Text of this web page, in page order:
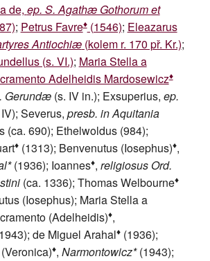
de, ep. S. Agathæ Gothorum et
; Petrus Favre♦(1546); Eleazarus
Antiochiæ(kolem r. 170 př. Kr.);
(s. VI.); Maria Stella a
Adelheidis Mardosewicz♦
Gerundæ(s. IV in.); Exsuperius, ep.
Severus, presb. in Aquitania
(ca. 690); Ethelwoldus (984);
♦(1313); Benvenutus (Iosephus)♦,
(1936); Ioannes♦, religiosus Ord.
(ca. 1336); Thomas Welbourne♦
(Iosephus); Maria Stella a
(Adelheidis)♦,
de Miguel Arahal♦(1936);
♦, Narmontowicz*(1943);